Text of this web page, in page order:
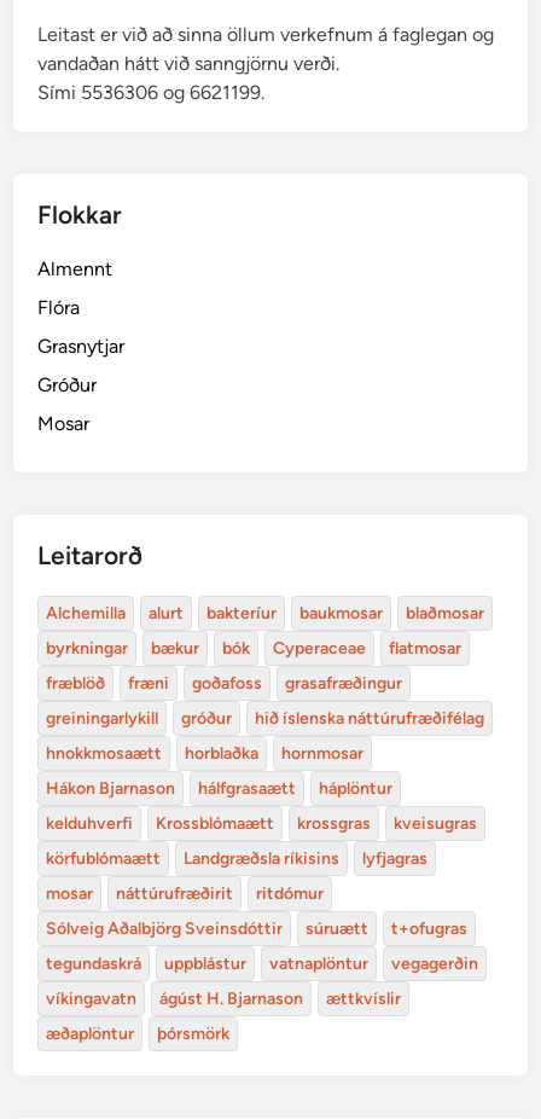
Leitast er við að sinna öllum verkefnum á faglegan og
vandaðan hátt við sanngjörnu verði.
Sími 5536306 og 6621199.
Flokkar
Almennt
Flóra
Grasnytjar
Gróður
Mosar
Leitarorð
Alchemilla alurt bakteríur baukmosar
blaðmosar
byrkningar
bækur bók Cyperaceae
flatmosar
fræblöð
fræni goðafoss
grasafræðingur
greiningarlykill
gróður
hið íslenska náttúrufræðifélag
hnokkmosaætt
horblaðka
hornmosar
Hákon Bjarnason
hálfgrasaætt
háplöntur
kelduhverfi
Krossblómaætt krossgras
kveisugras
körfublómaætt
Landgræðsla ríkisins
lyfjagras
mosar
náttúrufræðirit
ritdómur
Sólveig Aðalbjörg Sveinsdóttir
súruætt
t+ofugras
tegundaskrá
uppblástur vatnaplöntur
vegagerðin
víkingavatn
ágúst H. Bjarnason
ættkvíslir
æðaplöntur
þórsmörk